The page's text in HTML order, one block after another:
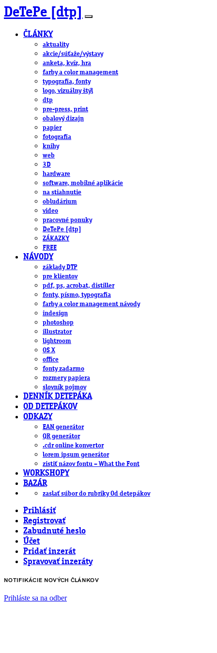
DeTePe [dtp]
ČLÁNKY
aktuality
akcie/súťaže/výstavy
anketa, kvíz, hra
farby a color management
typografia, fonty
logo, vizuálny štýl
dtp
pre-press, print
obalový dizajn
papier
fotografia
knihy
web
3D
hardware
software, mobilné aplikácie
na stiahnutie
obludárium
video
pracovné ponuky
DeTePe [dtp]
ZÁKAZKY
FREE
NÁVODY
základy DTP
pre klientov
pdf, ps, acrobat, distiller
fonty, písmo, typografia
farby a color management návody
indesign
photoshop
illustrator
lightroom
OS X
office
fonty zadarmo
rozmery papiera
slovník pojmov
DENNÍK DETEPÁKA
OD DETEPÁKOV
ODKAZY
EAN generátor
QR generátor
.cdr online konvertor
lorem ipsum generátor
zistiť názov fontu – What the Font
WORKSHOPY
BAZÁR
zaslať súbor do rubriky Od detepákov
Prihlásiť
Registrovať
Zabudnuté heslo
Účet
Pridať inzerát
Spravovať inzeráty
NOTIFIKÁCIE NOVÝCH ČLÁNKOV
Prihláste sa na odber